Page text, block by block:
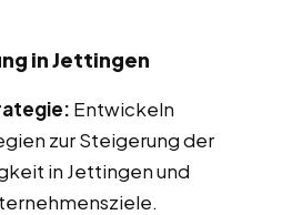
in Jettingen
Entwickeln
zur Steigerung der
in Jettingen und